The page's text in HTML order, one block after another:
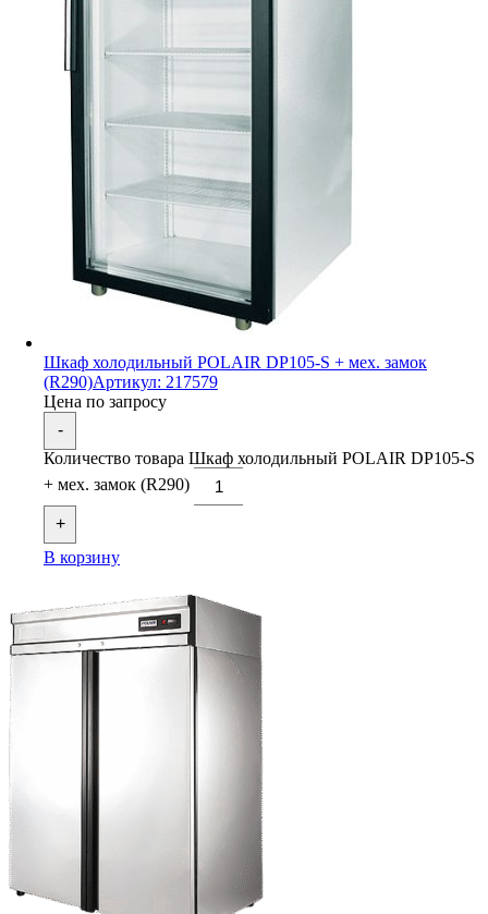
Шкаф холодильный POLAIR DP105-S + мех. замок
(R290)Артикул: 217579
Цена по запросу
-
Количество товара Шкаф холодильный POLAIR DP105-S
+ мех. замок (R290)
+
В корзину